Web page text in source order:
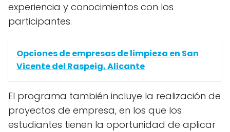
experiencia y conocimientos con los
participantes.
Opciones de empresas de limpieza en San
Vicente del Raspeig, Alicante
El programa también incluye la realización de
proyectos de empresa, en los que los
estudiantes tienen la oportunidad de aplicar